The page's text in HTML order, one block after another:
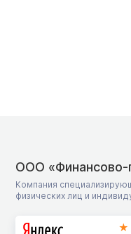
ООО «Финансово-
Компания
физических лиц и